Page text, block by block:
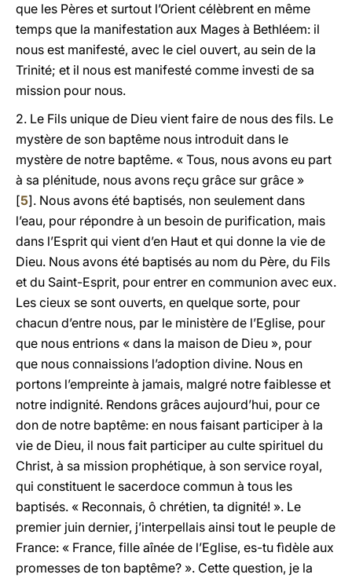
que les Pères et surtout l’Orient célèbrent en même
temps que la manifestation aux Mages à Bethléem: il
nous est manifesté, avec le ciel ouvert, au sein de la
Trinité; et il nous est manifesté comme investi de sa
mission pour nous.
2. Le Fils unique de Dieu vient faire de nous des fils. Le
mystère de son baptême nous introduit dans le
mystère de notre baptême. « Tous, nous avons eu part
à sa plénitude, nous avons reçu grâce sur grâce »
[5]. Nous avons été baptisés, non seulement dans
l’eau, pour répondre à un besoin de purification, mais
dans l’Esprit qui vient d’en Haut et qui donne la vie de
Dieu. Nous avons été baptisés au nom du Père, du Fils
et du Saint-Esprit, pour entrer en communion avec eux.
Les cieux se sont ouverts, en quelque sorte, pour
chacun d’entre nous, par le ministère de l’Eglise, pour
que nous entrions « dans la maison de Dieu », pour
que nous connaissions l’adoption divine. Nous en
portons l’empreinte à jamais, malgré notre faiblesse et
notre indignité. Rendons grâces aujourd’hui, pour ce
don de notre baptême: en nous faisant participer à la
vie de Dieu, il nous fait participer au culte spirituel du
Christ, à sa mission prophétique, à son service royal,
qui constituent le sacerdoce commun à tous les
baptisés. « Reconnais, ô chrétien, ta dignité! ». Le
premier juin dernier, j’interpellais ainsi tout le peuple de
France: « France, fille aînée de l’Eglise, es-tu fìdèle aux
promesses de ton baptême? ». Cette question, je la